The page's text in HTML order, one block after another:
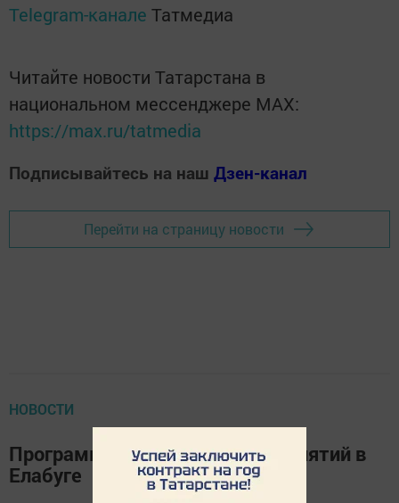
Telegram-канале Татмедиа
Читайте новости Татарстана в
национальном мессенджере MАХ:
https://max.ru/tatmedia
Подписывайтесь на наш Дзен-канал
Перейти на страницу новости
НОВОСТИ
Программа новогодних мероприятий в
Елабуге